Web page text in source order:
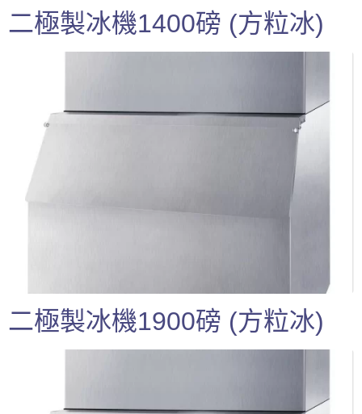
二極製冰機1400磅 (方粒冰)
二極製冰機1900磅 (方粒冰)